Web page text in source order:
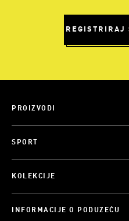
REGISTRIRAJ
PROIZVODI
SPORT
KOLEKCIJE
INFORMACIJE O PODUZEĆU